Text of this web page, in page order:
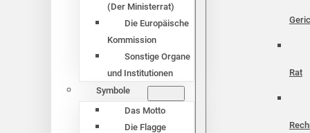
(Der Ministerrat)
Die Europäische
Kommission
Sonstige Organe
und Institutionen
Symbole
Das Motto
Die Flagge
Rat